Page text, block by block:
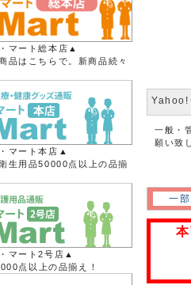
Yahoo!
一般・
願い致
一
マート総本店▲
品はこちらで。新商品続々
マート本店▲
生用品50000点以上の品揃
マート2号店▲
点以上の品揃え！